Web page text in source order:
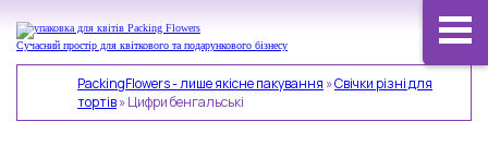
Сучасний простір для квіткового та подарункового бізнесу
PackingFlowers - лише якісне пакування »Свічки різні для
тортів»Цифри бенгальські